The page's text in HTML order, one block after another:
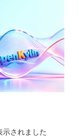
示されました